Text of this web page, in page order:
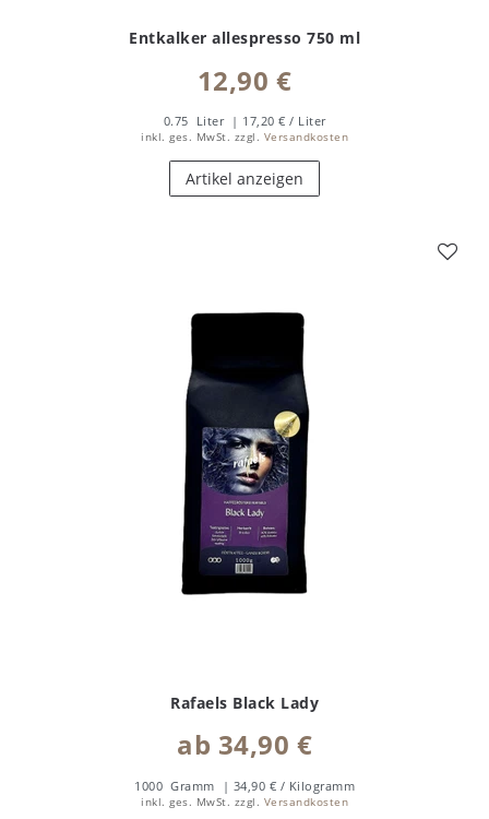
Entkalker allespresso 750 ml
12,90 €
0.75 Liter | 17,20 € / Liter
inkl. ges. MwSt. zzgl. Versandkosten
Artikel anzeigen
Rafaels Black Lady
ab 34,90 €
1000 Gramm | 34,90 € / Kilogramm
inkl. ges. MwSt. zzgl. Versandkosten